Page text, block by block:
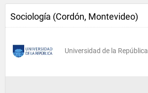
Sociología (Cordón, Montevideo)
Universidad de la República